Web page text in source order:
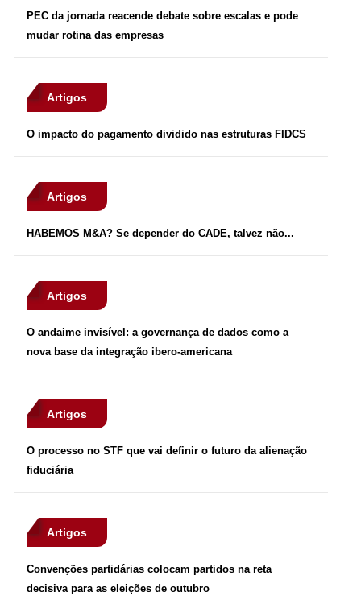
PEC da jornada reacende debate sobre escalas e pode
mudar rotina das empresas
Artigos
O impacto do pagamento dividido nas estruturas FIDCS
Artigos
HABEMOS M&A? Se depender do CADE, talvez não...
Artigos
O andaime invisível: a governança de dados como a
nova base da integração ibero-americana
Artigos
O processo no STF que vai definir o futuro da alienação
fiduciária
Artigos
Convenções partidárias colocam partidos na reta
decisiva para as eleições de outubro